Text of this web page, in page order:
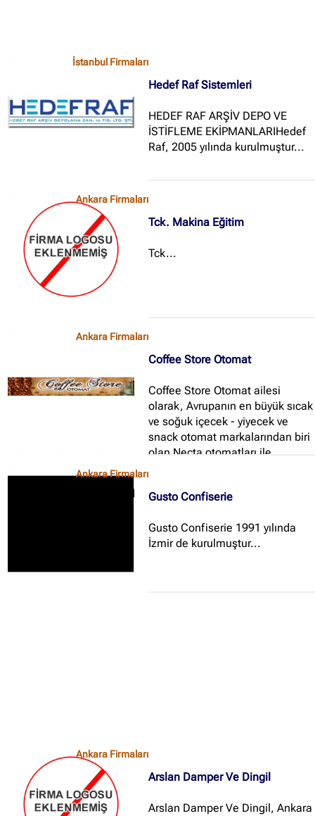
İstanbul Firmaları
Hedef Raf Sistemleri
HEDEF RAF ARŞİV DEPO VE
İSTİFLEME EKİPMANLARIHedef
Raf, 2005 yılında kurulmuştur...
Ankara Firmaları
Tck. Makina Eğitim
Tck...
Ankara Firmaları
Coffee Store Otomat
Coffee Store Otomat ailesi
olarak, Avrupanın en büyük sıcak
ve soğuk içecek - yiyecek ve
snack otomat markalarından biri
olan Necta otomatları ile
Ankara Firmaları
Gusto Confiserie
Gusto Confiserie 1991 yılında
İzmir de kurulmuştur...
Ankara Firmaları
Arslan Damper Ve Dingil
Arslan Damper Ve Dingil, Ankara